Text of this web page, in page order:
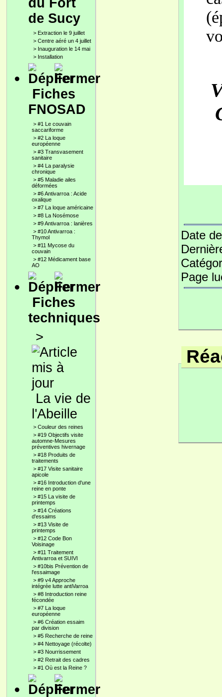
du Fort
de Sucy
> Extraction le 9 juillet
> Centre aéré un 4 juillet
> Inauguration le 14 mai
> Installation
Fiches
FNOSAD
> #1 Le couvain
saccariforme
> #2 La loque
européenne
> #3 Transvasement
sanitaire
> #4 La paralysie
chronique
> #5 Maladie ailes
déformées
> #6 Antivarroa : Acide
oxalique
> #7 La loque américaine
> #8 La Nosémose
> #9 Antivarroa : lanières
> #10 Antivarroa :
Thymol
> #11 Mycose du
couvain
> #12 Médicament base
AO
Fiches
techniques
>
La vie de
l'Abeille
> Couleur des reines
> #19 Objectifs visite
automne-Mesures
préventives hivernage
> #18 Produits de
traitements
> #17 Visite sanitaire
apicole
> #16 Introduction d'une
reine en ponte
> #15 La visite de
printemps
> #14 Créations
d'essaims
> #13 Visite de
printemps
> #12 Code Bon
Voisinage
> #11 Traitement
Antivarroa et SUIVI
> #10bis Prévention de
l'essaimage
> #9 v4 Approche
intégrée lutte antiVarroa
> #8 Introduction reine
fécondée
> #7 La loque
européenne
> #6 Création essaim
par division
> #5 Recherche de reine
> #4 Nettoyage (récolte)
> #3 Nourrissement
> #2 Retrait des cadres
> #1 Où est la Reine ?
Date
Page